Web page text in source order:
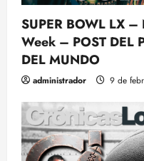
SUPER BOWL LX
Week – POST DEL
DEL MUNDO
administrador 9 de